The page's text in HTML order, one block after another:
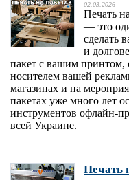
02.03.2026
Печать
— это
сделать
и
пакет с вашим принтом,
носителем вашей
магазинах и на
пакетах уже много лет
инструментов офлайн-
всей Украине.
Печать